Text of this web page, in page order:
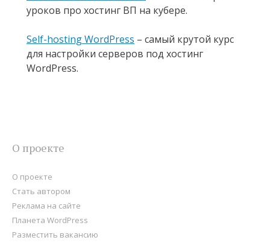
уроков про хостинг ВП на кубере.
Self-hosting WordPress – самый крутой курс
для настройки серверов под хостинг
WordPress.
О проекте
О проекте
Стать автором
Реклама на сайте
Планета WordPress
Разместить вакансию